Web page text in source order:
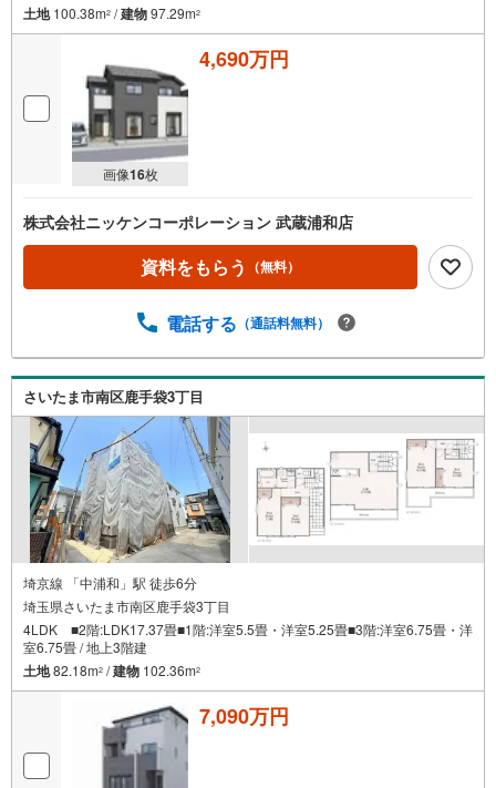
土地100.38m2 /建物97.29m2
画像16枚
4,690万円
株式会社ニッケンコーポレーション 武蔵浦和店
資料をもらう （無料）
電話する （通話料無料）
さいたま市南区鹿手袋3丁目
埼京線 「中浦和」駅 徒歩6分
埼玉県さいたま市南区鹿手袋3丁目
4LDK ■2階:LDK17.37畳■1階:洋室5.5畳・洋室5.25畳■3階:洋室6.75畳・洋
室6.75畳 / 地上3階建
土地82.18m2 /建物 102.36m2
7,090万円